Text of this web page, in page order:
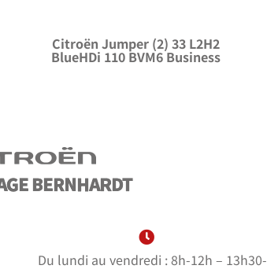
Citroën Jumper (2) 33 L2H2
BlueHDi 110 BVM6 Business
Du lundi au vendredi : 8h-12h – 13h30-